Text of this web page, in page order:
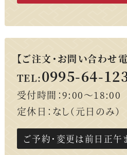
【ご注文・お問い合わせ
TEL:0995-64-
受付時間：9:00～18:00
定休日：なし（元日のみ）
ご予約・変更は前日正午